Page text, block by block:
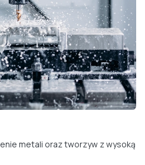
metali oraz tworzyw z wysoką